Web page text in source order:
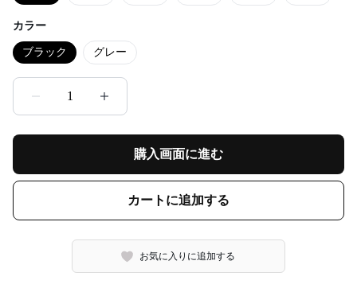
カラー
ブラック グレー
1
購入画面に進む
カートに追加する
お気に入りに追加する